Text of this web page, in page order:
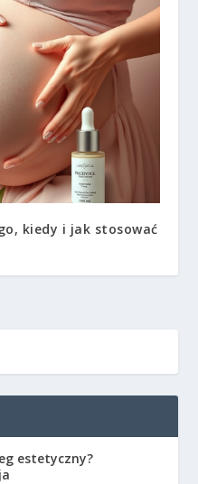
kiedy i jak stosować
estetyczny?